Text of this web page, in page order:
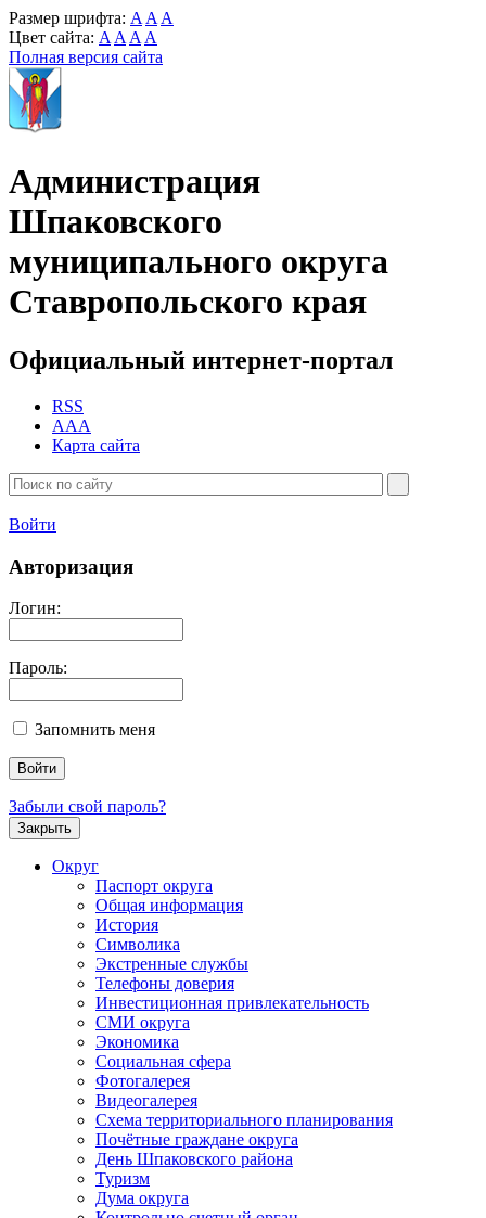
Размер шрифта: A A A
Цвет сайта: A A A A
Полная версия сайта
Администрация
Шпаковского
муниципального округа
Ставропольского края
Официальный интернет-портал
RSS
AAA
Карта сайта
Войти
Авторизация
Логин:
Пароль:
Запомнить меня
Забыли свой пароль?
Закрыть
Округ
Паспорт округа
Общая информация
История
Символика
Экстренные службы
Телефоны доверия
Инвестиционная привлекательность
СМИ округа
Экономика
Социальная сфера
Фотогалерея
Видеогалерея
Схема территориального планирования
Почётные граждане округа
День Шпаковского района
Туризм
Дума округа